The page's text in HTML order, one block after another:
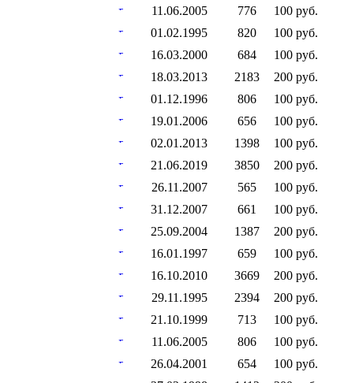
11.06.2005 776
100 руб.
01.02.1995 820
100 руб.
16.03.2000 684
100 руб.
18.03.2013 2183
200 руб.
01.12.1996 806
100 руб.
19.01.2006 656
100 руб.
02.01.2013 1398
100 руб.
21.06.2019 3850
200 руб.
26.11.2007 565
100 руб.
31.12.2007 661
100 руб.
25.09.2004 1387
200 руб.
16.01.1997 659
100 руб.
16.10.2010 3669
200 руб.
29.11.1995 2394
200 руб.
21.10.1999 713
100 руб.
11.06.2005 806
100 руб.
26.04.2001 654
100 руб.